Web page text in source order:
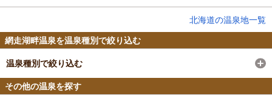
北海道の温泉地一覧
網走湖畔温泉を温泉種別で絞り込む
温泉種別で絞り込む
その他の温泉を探す